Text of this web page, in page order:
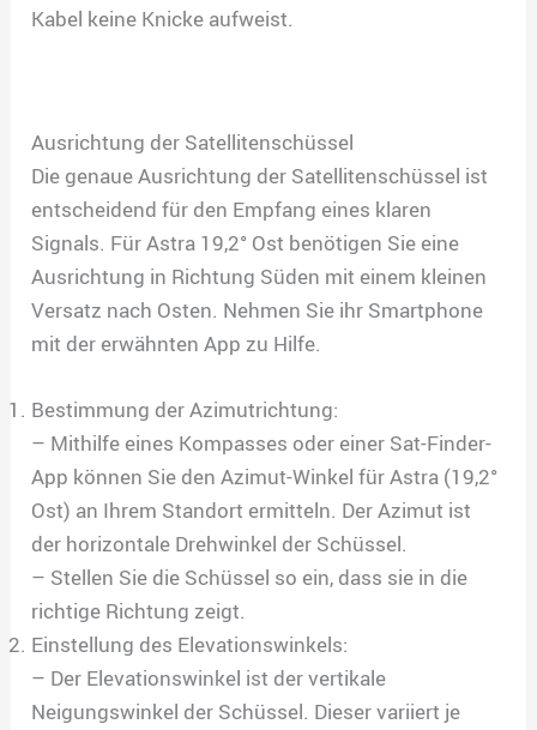
Kabel keine Knicke aufweist.
Ausrichtung der Satellitenschüssel
Die genaue Ausrichtung der Satellitenschüssel ist
entscheidend für den Empfang eines klaren
Signals. Für Astra 19,2° Ost benötigen Sie eine
Ausrichtung in Richtung Süden mit einem kleinen
Versatz nach Osten. Nehmen Sie ihr Smartphone
mit der erwähnten App zu Hilfe.
Bestimmung der Azimutrichtung:
– Mithilfe eines Kompasses oder einer Sat-Finder-
App können Sie den Azimut-Winkel für Astra (19,2°
Ost) an Ihrem Standort ermitteln. Der Azimut ist
der horizontale Drehwinkel der Schüssel.
– Stellen Sie die Schüssel so ein, dass sie in die
richtige Richtung zeigt.
Einstellung des Elevationswinkels:
– Der Elevationswinkel ist der vertikale
Neigungswinkel der Schüssel. Dieser variiert je